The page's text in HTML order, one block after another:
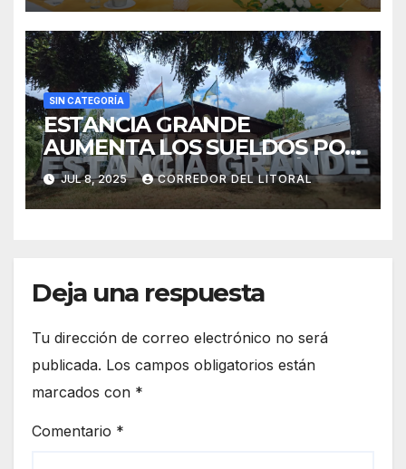
SIN CATEGORÍA
ESTANCIA GRANDE
AUMENTA LOS SUELDOS POR
ENCIMA DE LA INFLACIÓN Y
OTORGA BONO
EXTRAORDINARIO
JUL 8, 2025 CORREDOR DEL LITORAL
Deja una respuesta
Tu dirección de correo electrónico no será
publicada. Los campos obligatorios están
marcados con *
Comentario *